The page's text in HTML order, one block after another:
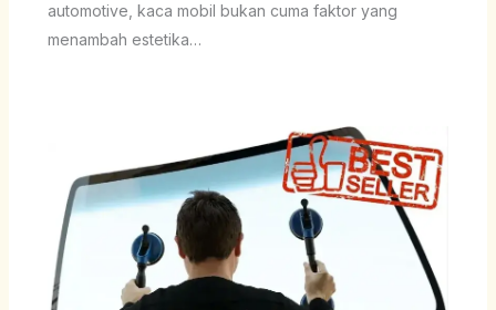
automotive, kaca mobil bukan cuma faktor yang
menambah estetika…